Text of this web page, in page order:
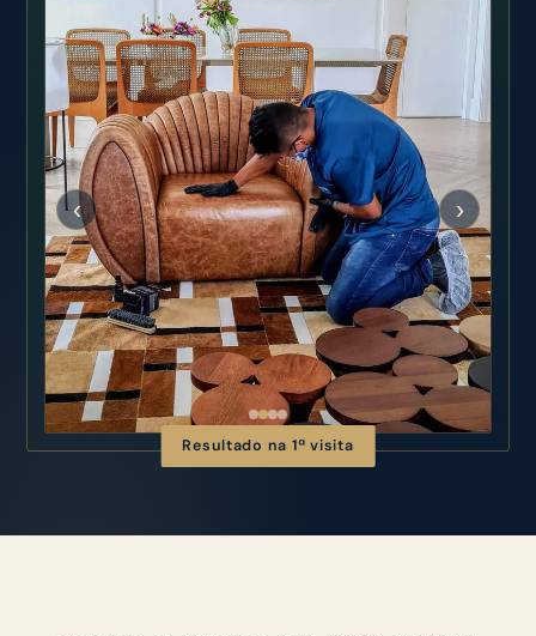
‹ ›
Resultado na 1ª visita